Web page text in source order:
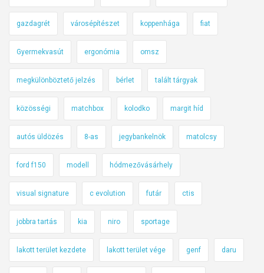
gazdagrét városépítészet koppenhága fiat
Gyermekvasút ergonómia omsz
megkülönböztető jelzés bérlet talált tárgyak
közösségi matchbox kolodko margit híd
autós üldözés 8-as jegybankelnök matolcsy
ford f150 modell hódmezővásárhely
visual signature c evolution futár ctis
jobbra tartás kia niro sportage
lakott terület kezdete lakott terület vége genf daru